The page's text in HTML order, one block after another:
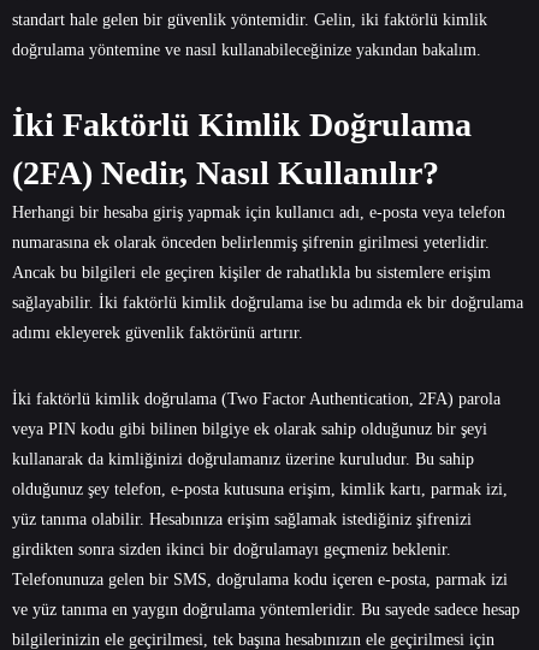
standart hale gelen bir güvenlik yöntemidir. Gelin, iki faktörlü kimlik
doğrulama yöntemine ve nasıl kullanabileceğinize yakından bakalım.
İki Faktörlü Kimlik Doğrulama
(2FA) Nedir, Nasıl Kullanılır?
Herhangi bir hesaba giriş yapmak için kullanıcı adı, e-posta veya telefon
numarasına ek olarak önceden belirlenmiş şifrenin girilmesi yeterlidir.
Ancak bu bilgileri ele geçiren kişiler de rahatlıkla bu sistemlere erişim
sağlayabilir. İki faktörlü kimlik doğrulama ise bu adımda ek bir doğrulama
adımı ekleyerek güvenlik faktörünü artırır.
İki faktörlü kimlik doğrulama (Two Factor Authentication, 2FA) parola
veya PIN kodu gibi bilinen bilgiye ek olarak sahip olduğunuz bir şeyi
kullanarak da kimliğinizi doğrulamanız üzerine kuruludur. Bu sahip
olduğunuz şey telefon, e-posta kutusuna erişim, kimlik kartı, parmak izi,
yüz tanıma olabilir. Hesabınıza erişim sağlamak istediğiniz şifrenizi
girdikten sonra sizden ikinci bir doğrulamayı geçmeniz beklenir.
Telefonunuza gelen bir SMS, doğrulama kodu içeren e-posta, parmak izi
ve yüz tanıma en yaygın doğrulama yöntemleridir. Bu sayede sadece hesap
bilgilerinizin ele geçirilmesi, tek başına hesabınızın ele geçirilmesi için